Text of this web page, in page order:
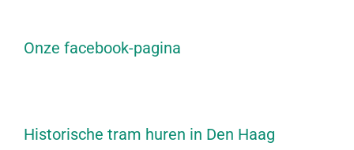
Onze facebook-pagina
Historische tram huren in Den Haag